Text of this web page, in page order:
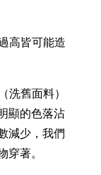
高皆可能造
舊面料）
顯的色落沾
減少，我們
著。